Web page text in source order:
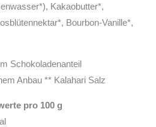
Kakaobutter*,
Bourbon-Vanille*,
Schokoladenanteil
Anbau ** Kalahari Salz
pro 100 g